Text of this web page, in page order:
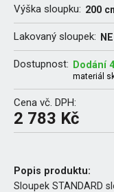
Výška sloupku: 200
Lakovaný sloupek: NE
Dostupnost: Dodání
materiál
Cena vč. DPH:
2 783 Kč
Popis produktu:
Sloupek STANDARD